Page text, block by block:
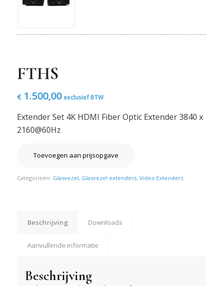
FTHS
€1.500,00 exclusief BTW
Extender Set 4K HDMI Fiber Optic Extender 3840 x
2160@60Hz
Toevoegen aan prijsopgave
Categorieën: Glasvezel, Glasvezel extenders, Video Extenders
Beschrijving Downloads
Aanvullende informatie
Beschrijving